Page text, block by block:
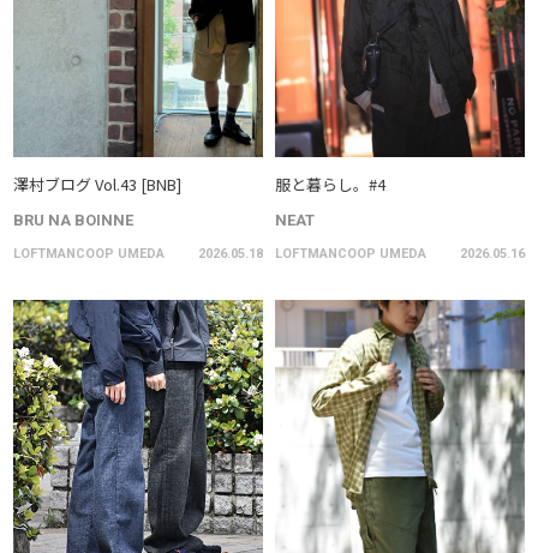
澤村ブログ Vol.43 [BNB]
BRU NA BOINNE
LOFTMANCOOP UMEDA 2026.05.18
服と暮らし。#4
NEAT
LOFTMANCOOP UMEDA 2026.05.16